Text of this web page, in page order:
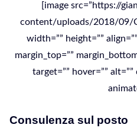
[image src=”https://
content/uploads/2018/09/
width=”” height=””
margin_top=””
target=”” hover=””
Consulenza sul posto